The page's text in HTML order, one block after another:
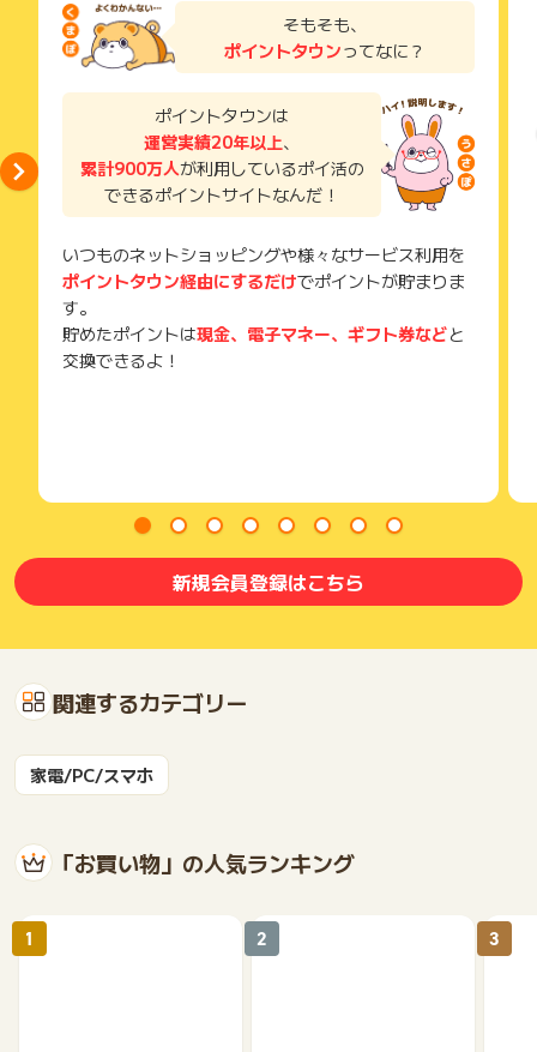
読みください。
お申し込みやお買い物後、利用したサイトから送られる購入完
獲得待ち・獲得失敗の状態でお問い合わせされる際に、該当の
メールを送っていただく場合がございます。
そのため、紛失・破棄された場合は対応いたしかねますので、
ご注意ください。
広告に遷移しない場合は掲載が終了となっておりポイントが獲
得できませんので、ご注意くださいませ。
※キャンセル・不備・いたずら・商品受取拒否及び不着、返品の
場合はポイント獲得対象外です。
そもそも、
ポイントタウンってなに？
ポイントタウンは
運営実績20年以上、
累計900万人が利用しているポイ活の
できるポイントサイトなんだ！
いつものネットショッピングや様々なサービス利用を
ポイントタウン経由にするだけでポイントが貯まりま
す。
貯めたポイントは現金、電子マネー、ギフト券などと
交換できるよ！
新規会員登録はこちら
関連するカテゴリー
家電/PC/スマホ
「お買い物」の人気ランキング
1 2 3